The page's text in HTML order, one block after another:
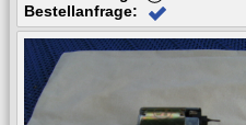
Bestellanfrage: